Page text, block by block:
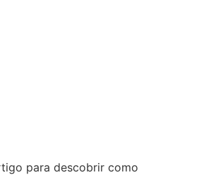
para descobrir como